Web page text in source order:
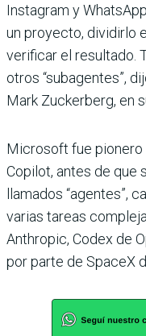
Instagram y
un proyecto, dividirlo
verificar el resultado.
otros “subagentes”,
Mark Zuckerberg, en
Microsoft fue
Copilot, antes de que
llamados “agentes”,
varias tareas
Anthropic, Codex de
por parte de SpaceX